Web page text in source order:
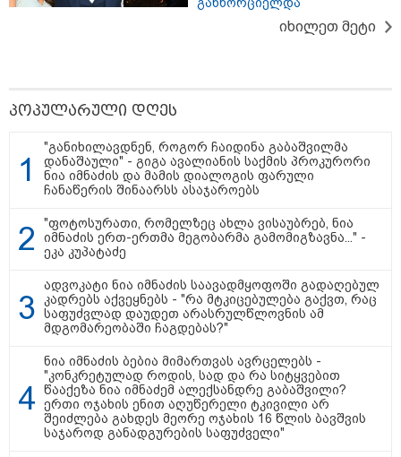
იერიში ბალისტიკური
რაკეტებით მიიტანა
ნავთობგადამამუშავებელ
ცნობილი
კატეგორიის ყველა სიახლე
იხილეთ მეტი
პოპულარული დღეს
"განიხილავდნენ, როგორ ჩაიდინა გაბაშვილმა
დანაშაული" - გიგა ავალიანის საქმის პროკურორი
ნია იმნაძის და მამის დიალოგის ფარული
ჩანაწერის შინაარსს ასაჯაროებს
"ფოტოსურათი, რომელზეც ახლა ვისაუბრებ, ნია
იმნაძის ერთ-ერთმა მეგობარმა გამომიგზავნა..." -
ეკა კუპატაძე
ადვოკატი ნია იმნაძის საავადმყოფოში გადაღებულ
კადრებს აქვეყნებს - "რა მტკიცებულება გაქვთ, რაც
საფუძვლად დაუდეთ არასრულწლოვნის ამ
მდგომარეობაში ჩაგდებას?"
ნია იმნაძის ბებია მიმართვას ავრცელებს -
"კონკრეტულად როდის, სად და რა სიტყვებით
წააქეზა ნია იმნაძემ ალექსანდრე გაბაშვილი?
ერთი ოჯახის ენით აღუწერელი ტკივილი არ
შეიძლება გახდეს მეორე ოჯახის 16 წლის ბავშვის
საჯაროდ განადგურების საფუძველი"